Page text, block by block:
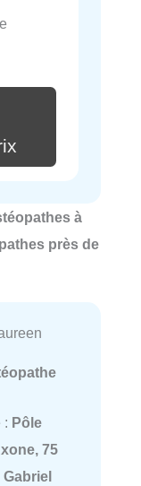
à
près de
: Pôle
75
Gabriel